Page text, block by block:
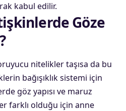
kabul edilir.
Göze
nitelikler taşısa da bu
bağışıklık sistemi için
göz yapısı ve maruz
farklı olduğu için anne